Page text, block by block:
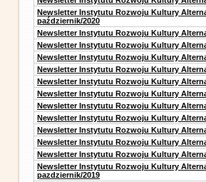
Newsletter Instytutu Rozwoju Kultury
październik/2020
Newsletter Instytutu Rozwoju Kultury
Newsletter Instytutu Rozwoju Kultury
Newsletter Instytutu Rozwoju Kultury
Newsletter Instytutu Rozwoju Kultury
Newsletter Instytutu Rozwoju Kultury
Newsletter Instytutu Rozwoju Kultury
Newsletter Instytutu Rozwoju Kultury
Newsletter Instytutu Rozwoju Kultury
Newsletter Instytutu Rozwoju Kultury
Newsletter Instytutu Rozwoju Kultury
Newsletter Instytutu Rozwoju Kultury
Newsletter Instytutu Rozwoju Kultury
pazdziernik/2019